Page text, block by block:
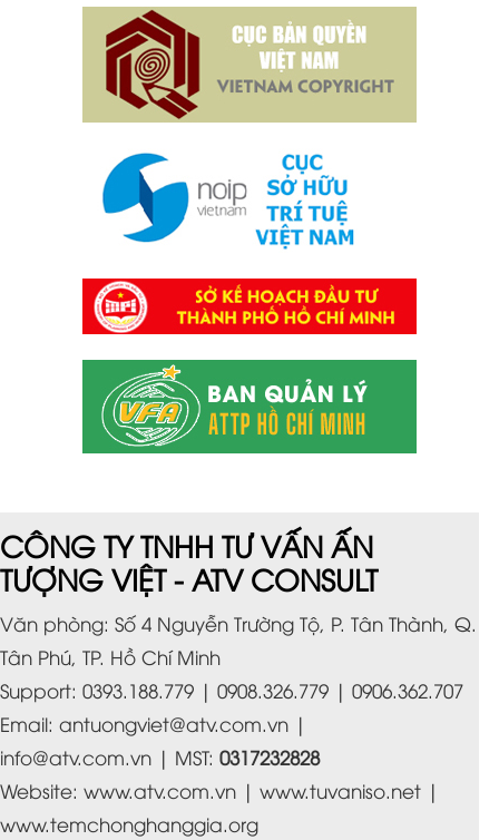
CÔNG TY TNHH TƯ VẤN ẤN
TƯỢNG VIỆT - ATV CONSULT
Văn phòng: Số 4 Nguyễn Trường Tộ, P. Tân Thành, Q.
Tân Phú, TP. Hồ Chí Minh
Support: 0393.188.779 | 0908.326.779 | 0906.362.707
Email: antuongviet@atv.com.vn |
info@atv.com.vn | MST: 0317232828
Website: www.atv.com.vn | www.tuvaniso.net |
www.temchonghanggia.org